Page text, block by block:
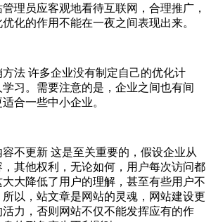
理员应客观地看待互联网，合理推广，
化的作用不能在一夜之间表现出来。
法 许多企业没有制定自己的优化计
习。需要注意的是，企业之间也有间
合一些中小企业。
不更新 这是至关重要的，假设企业从
其他权利，无论如何，用户每次访问都
大降低了用户的理解，甚至有些用户不
以，站文章是网站的灵魂，网站建设更
力，否则网站不仅不能发挥应有的作